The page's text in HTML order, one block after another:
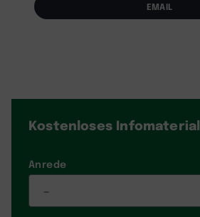
EMAIL
Kostenloses Infomaterial
Anrede